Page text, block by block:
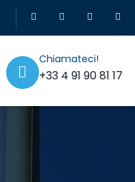
Chiamateci!
+33 4 91 90 81 17